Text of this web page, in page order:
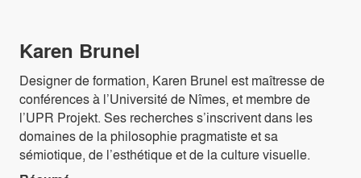
Karen Brunel
Designer de formation, Karen Brunel est maîtresse de
conférences à l’Université de Nîmes, et membre de
l’UPR Projekt. Ses recherches s’inscrivent dans les
domaines de la philosophie pragmatiste et sa
sémiotique, de l’esthétique et de la culture visuelle.